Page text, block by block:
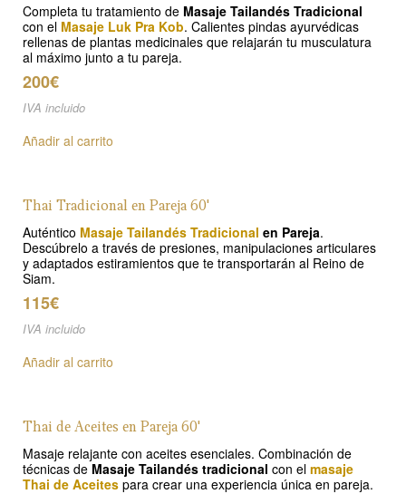
Completa tu tratamiento de Masaje Tailandés Tradicional
con el Masaje Luk Pra Kob. Calientes pindas ayurvédicas
rellenas de plantas medicinales que relajarán tu musculatura
al máximo junto a tu pareja.
200€
IVA incluido
Añadir al carrito
Thai Tradicional en Pareja 60'
Auténtico Masaje Tailandés Tradicional en Pareja.
Descúbrelo a través de presiones, manipulaciones articulares
y adaptados estiramientos que te transportarán al Reino de
Siam.
115€
IVA incluido
Añadir al carrito
Thai de Aceites en Pareja 60'
Masaje relajante con aceites esenciales. Combinación de
técnicas de Masaje Tailandés tradicional con el masaje
Thai de Aceites para crear una experiencia única en pareja.